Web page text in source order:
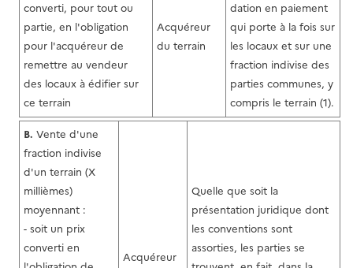
converti, pour tout ou
partie, en l'obligation
pour l'acquéreur de
remettre au vendeur
des locaux à édifier sur
ce terrain
Acquéreur
du terrain
dation en paiement
qui porte à la fois sur
les locaux et sur une
fraction indivise des
parties communes, y
compris le terrain (1).
B. Vente d'une
fraction indivise
d'un terrain (X
millièmes)
moyennant :
- soit un prix
converti en
Acquéreur
Quelle que soit la
présentation juridique dont
les conventions sont
assorties, les parties se